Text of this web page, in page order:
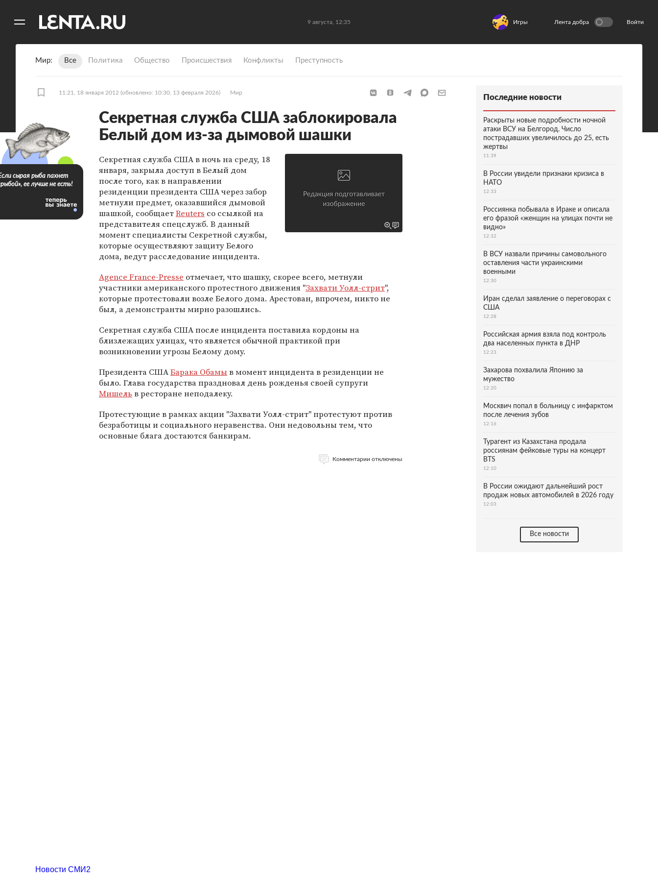
9 августа, 12:35 Игры Лента добра Войти
Мир Все Политика Общество Происшествия Конфликты Преступность
11:21, 18 января 2012 (обновлено: 10:30, 13 февраля 2026) Мир
Секретная служба США заблокировала
Белый дом из-за дымовой шашки
Секретная служба США в ночь на среду, 18
января, закрыла доступ в Белый дом
после того, как в направлении
резиденции президента США через забор
метнули предмет, оказавшийся дымовой
шашкой, сообщаетReuters со ссылкой на
представителя спецслужб. В данный
момент специалисты Секретной службы,
которые осуществляют защиту Белого
дома, ведут расследование инцидента.
Agence France-Presse отмечает, что шашку, скорее всего, метнули
участники американского протестного движения "Захвати Уолл-стрит",
которые протестовали возле Белого дома. Арестован, впрочем, никто не
был, а демонстранты мирно разошлись.
Секретная служба США после инцидента поставила кордоны на
близлежащих улицах, что является обычной практикой при
возникновении угрозы Белому дому.
Президента СШАБарака Обамыв момент инцидента в резиденции не
было. Глава государства праздновал день рожденья своей супруги
Мишель в ресторане неподалеку.
Протестующие в рамках акции "Захвати Уолл-стрит" протестуют против
безработицы и социального неравенства. Они недовольны тем, что
основные блага достаются банкирам.
Комментарии отключены
сырая рыба пахнет
ее лучше не есть!
Последние новости
Раскрыты новые подробности ночной
атаки ВСУ на Белгород. Число
пострадавших увеличилось до 25, есть
жертвы
11:39
В России увидели признаки кризиса в
НАТО
12:33
Россиянка побывала в Ираке и описала
его фразой «женщин на улицах почти не
видно»
12:32
В ВСУ назвали причины самовольного
оставления части украинскими
военными
12:30
Иран сделал заявление о переговорах с
США
12:28
Российская армия взяла под контроль
два населенных пункта в ДНР
12:23
Захарова похвалила Японию за
мужество
12:20
Москвич попал в больницу с инфарктом
после лечения зубов
12:16
Турагент из Казахстана продала
россиянам фейковые туры на концерт
BTS
12:10
В России ожидают дальнейший рост
продаж новых автомобилей в 2026 году
12:03
Все новости
Новости СМИ2